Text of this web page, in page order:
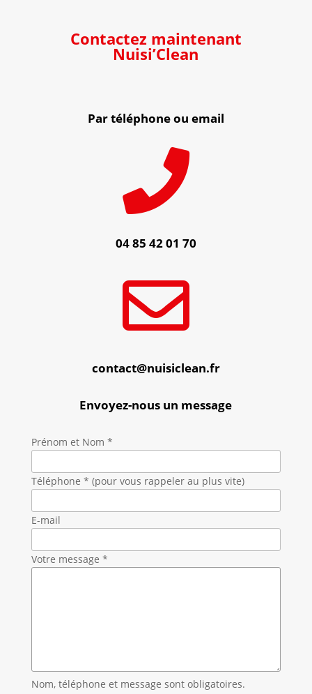
Contactez maintenant
Nuisi’Clean
Par téléphone ou email

04 85 42 01 70

contact@nuisiclean.fr
Envoyez-nous un message
Prénom et Nom *
Téléphone * (pour vous rappeler au plus vite)
E-mail
Votre message *
Nom, téléphone et message sont obligatoires.